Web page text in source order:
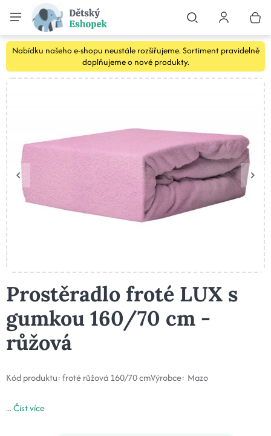
Nabídku našeho e-shopu neustále rozšiřujeme. Sortiment pravidelně
doplňujeme o nové produkty.
Prostěradlo froté LUX s
gumkou 160/70 cm -
růžová
Kód produktu:froté růžová 160/70 cmVýrobce: Mazo
...Číst více